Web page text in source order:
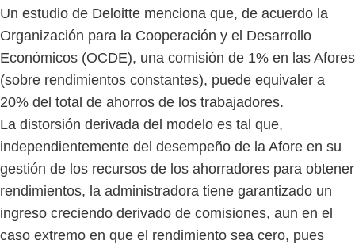
Un estudio de Deloitte menciona que, de acuerdo la
Organización para la Cooperación y el Desarrollo
Económicos (OCDE), una comisión de 1% en las Afores
(sobre rendimientos constantes), puede equivaler a
20% del total de ahorros de los trabajadores.
La distorsión derivada del modelo es tal que,
independientemente del desempeño de la Afore en su
gestión de los recursos de los ahorradores para obtener
rendimientos, la administradora tiene garantizado un
ingreso creciendo derivado de comisiones, aun en el
caso extremo en que el rendimiento sea cero, pues